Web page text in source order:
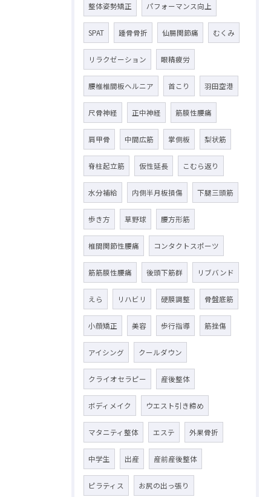
整体姿勢矯正 パフォーマンス向上
SPAT 踵骨骨折 仙腸関節痛 むくみ
リラクゼーション 眼精疲労
腰椎椎間板ヘルニア 首こり 羽田空港
尺骨神経 正中神経 筋膜性腰痛
肩甲骨 中間広筋 掌側板 梨状筋
脊柱起立筋 仮性延長 こむら返り
水分補給 内側半月板損傷 下腿三頭筋
歩き方 草野球 腰方形筋
椎間関節性腰痛 コンタクトスポーツ
筋筋膜性腰痛 後頭下筋群 リブバンド
えら リハビリ 硬膜調整 骨盤底筋
小顔矯正 美容 歩行指導 筋挫傷
アイシング クールダウン
クライオセラピー 産後整体
ボディメイク ウエスト引き締め
マタニティ整体 エステ 外果骨折
中学生 出産 産前産後整体
ピラティス お尻の出っ張り